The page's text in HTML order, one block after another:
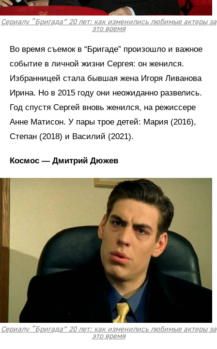
Сериалу “Бригада” 20 лет: как изменились любимые актеры за
это время
Во время съемок в “Бригаде” произошло и важное
событие в личной жизни Сергея: он женился.
Избранницей стала бывшая жена Игоря Ливанова
Ирина. Но в 2015 году они неожиданно развелись.
Год спустя Сергей вновь женился, на режиссере
Анне Матисон. У пары трое детей: Мария (2016),
Степан (2018) и Василий (2021).
Космос — Дмитрий Дюжев
Сериалу “Бригада” 20 лет: как изменились любимые актеры за
это время